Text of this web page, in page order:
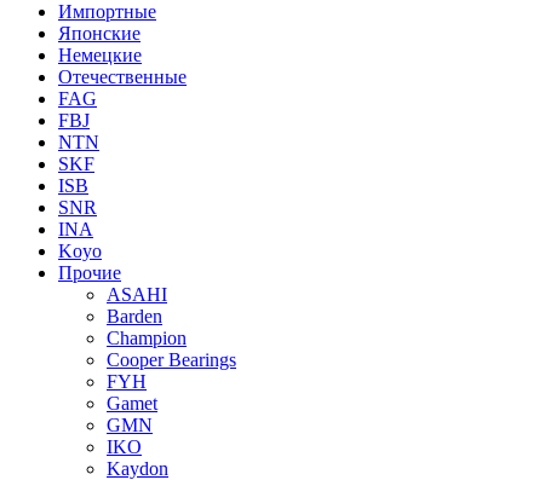
Импортные
Японские
Немецкие
Отечественные
FAG
FBJ
NTN
SKF
ISB
SNR
INA
Koyo
Прочие
ASAHI
Barden
Champion
Cooper Bearings
FYH
Gamet
GMN
IKO
Kaydon